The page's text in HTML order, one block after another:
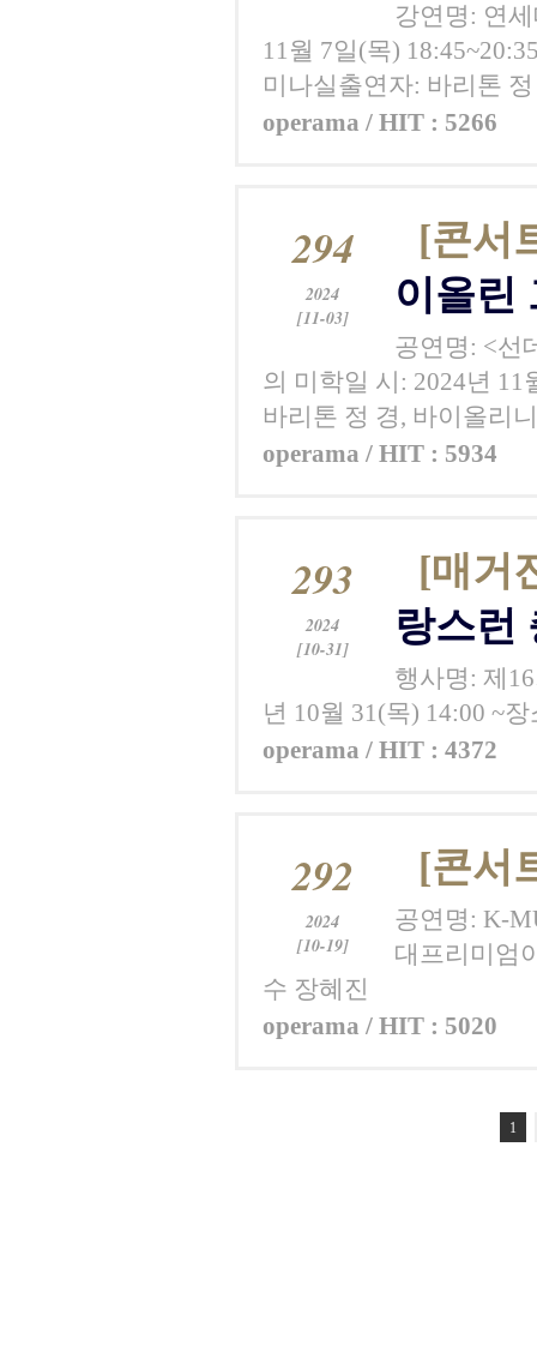
강연명: 연
11월 7일(목)
미나실출연자: 바리톤
operama / HIT : 5266
294
2024
[11-03]
[콘서
이올린
공연명: <선
의 미학일 시: 2024년
바리톤 정 경, 바이올리
operama / HIT : 5934
293
2024
[10-31]
[매거
랑스런
행사명: 제
년 10월 31(목) 14:00 ~
operama / HIT : 4372
292
2024
[10-19]
[콘서
공연명: K-
대프리미엄
수 장혜진
operama / HIT : 5020
1